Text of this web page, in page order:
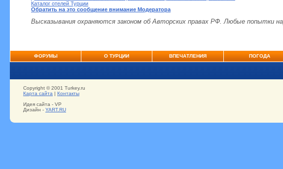
Каталог отелей Турции
Обратить на это сообщение внимание Модератора
Высказывания охраняются законом об Авторских правах РФ. Любые попытки
ФОРУМЫ О ТУРЦИИ ВПЕЧАТЛЕНИЯ ПОГОДА
Copyright © 2001 Turkey.ru
Карта сайта | Контакты
Идея сайта - VP
Дизайн - YART.RU